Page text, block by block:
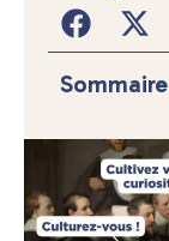
Sommaire